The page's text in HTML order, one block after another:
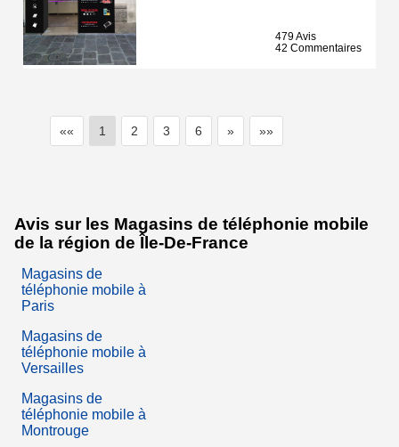
479 Avis
42 Commentaires
«« 1 2 3 6 » »»
Avis sur les Magasins de téléphonie mobile
de la région de Île-De-France
Magasins de
téléphonie mobile à
Paris
Magasins de
téléphonie mobile à
Versailles
Magasins de
téléphonie mobile à
Montrouge